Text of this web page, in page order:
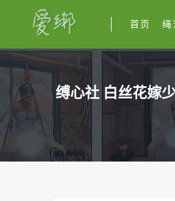
首页 绳
缚心社 白丝花嫁